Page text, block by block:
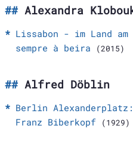
Alexandra
Lissabon - im Land
sempre à beira
(2015)
Alfred Döblin
Berlin
Franz Biberkopf
(1929)